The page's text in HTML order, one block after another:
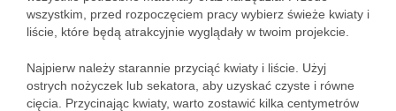
wszystkim, przed rozpoczęciem pracy wybierz świeże kwiaty i
liście, które będą atrakcyjnie wyglądały w twoim projekcie.
Najpierw należy starannie przyciąć kwiaty i liście. Użyj
ostrych nożyczek lub sekatora, aby uzyskać czyste i równe
cięcia. Przycinając kwiaty, warto zostawić kilka centymetrów